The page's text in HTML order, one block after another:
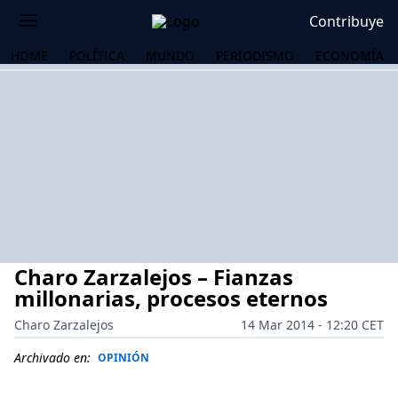
Contribuye
HOME POLÍTICA MUNDO PERIODISMO ECONOMÍA
Charo Zarzalejos – Fianzas
millonarias, procesos eternos
Charo Zarzalejos
14 Mar 2014 - 12:20 CET
Archivado en: OPINIÓN